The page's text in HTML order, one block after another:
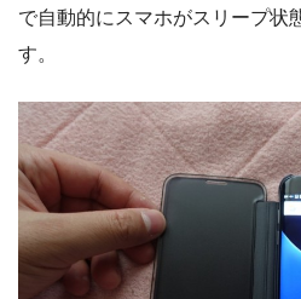
で自動的にスマホがスリープ状
す。